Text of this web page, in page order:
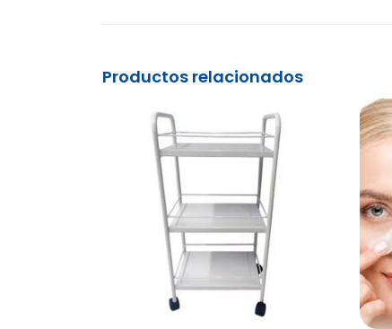
Productos relacionados